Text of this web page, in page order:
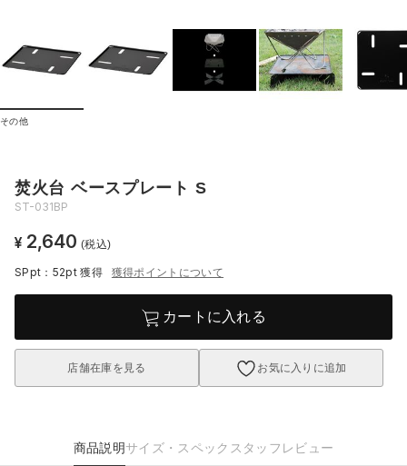
その他
焚火台 ベースプレート S
ST-031BP
¥ 2,640 (税込)
SPpt：52pt獲得 獲得ポイントについて
カートに入れる
店舗在庫を見る お気に入りに追加
商品説明サイズ・スペック スタッフレビュー